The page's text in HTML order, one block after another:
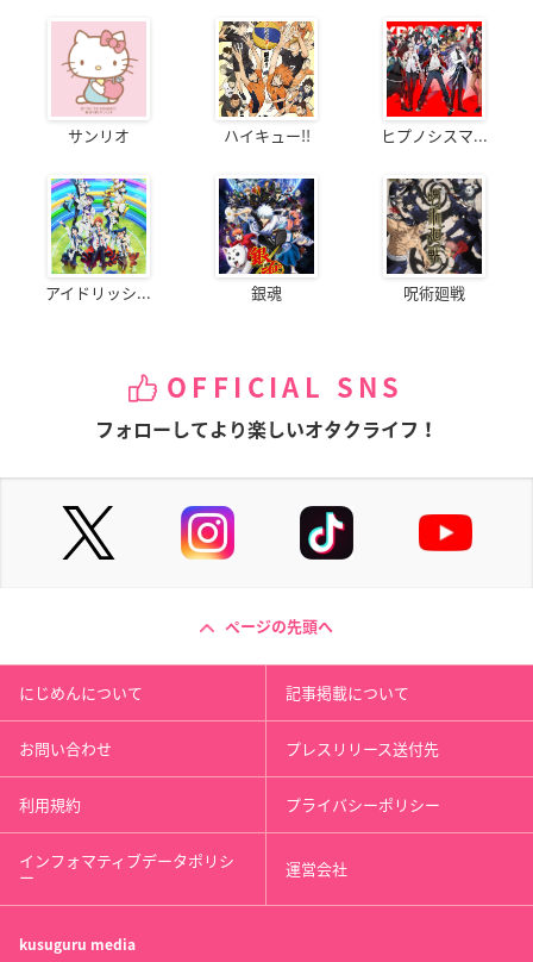
サンリオ ハイキュー!! ヒプノシスマ...
アイドリッシ... 銀魂 呪術廻戦
OFFICIAL SNS
フォローしてより楽しいオタクライフ！
ページの先頭へ
にじめんについて 記事掲載について
お問い合わせ プレスリリース送付先
利用規約 プライバシーポリシー
インフォマティブデータポリシ
ー 運営会社
kusuguru media